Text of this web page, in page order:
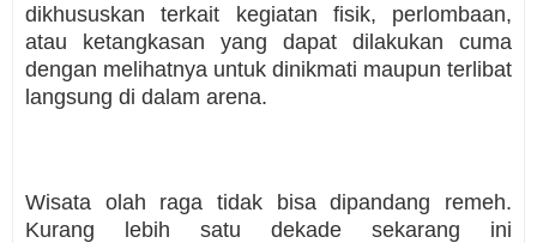
dikhususkan terkait kegiatan fisik, perlombaan,
atau ketangkasan yang dapat dilakukan cuma
dengan melihatnya untuk dinikmati maupun terlibat
langsung di dalam arena.
Wisata olah raga tidak bisa dipandang remeh.
Kurang lebih satu dekade sekarang ini